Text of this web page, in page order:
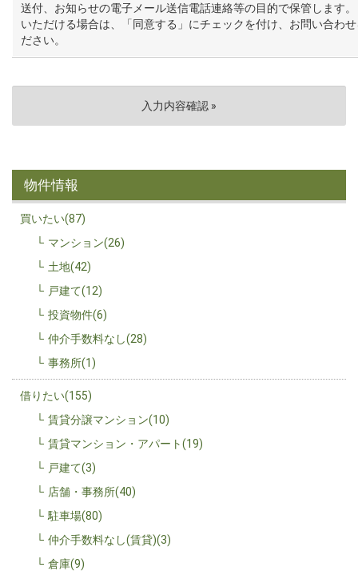
送付、お知らせの電子メール送信電話連絡等の目的で保管します
いただける場合は、「同意する」にチェックを付け、お問い合わ
ださい。
物件情報
買いたい(87)
マンション(26)
土地(42)
戸建て(12)
投資物件(6)
仲介手数料なし(28)
事務所(1)
借りたい(155)
賃貸分譲マンション(10)
賃貸マンション・アパート(19)
戸建て(3)
店舗・事務所(40)
駐車場(80)
仲介手数料なし(賃貸)(3)
倉庫(9)